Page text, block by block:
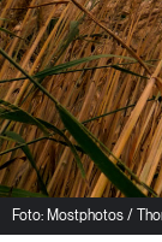
Mat &
Skog
Social
Transport
252
939
Livsstil &
Foto: Mostphotos /